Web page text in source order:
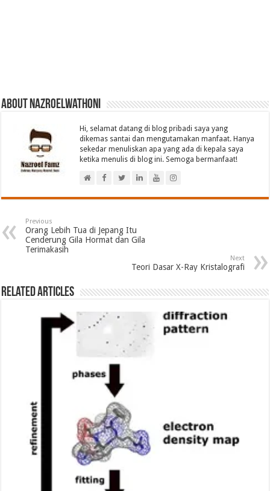
About nazroelwathoni
Hi, selamat datang di blog pribadi saya yang
dikemas santai dan mengutamakan manfaat. Hanya
sekedar menuliskan apa yang ada di kepala saya
ketika menulis di blog ini. Semoga bermanfaat!
Previous
Orang Lebih Tua di Jepang Itu
Cenderung Gila Hormat dan Gila
Terimakasih
Next
Teori Dasar X-Ray Kristalografi
Related Articles